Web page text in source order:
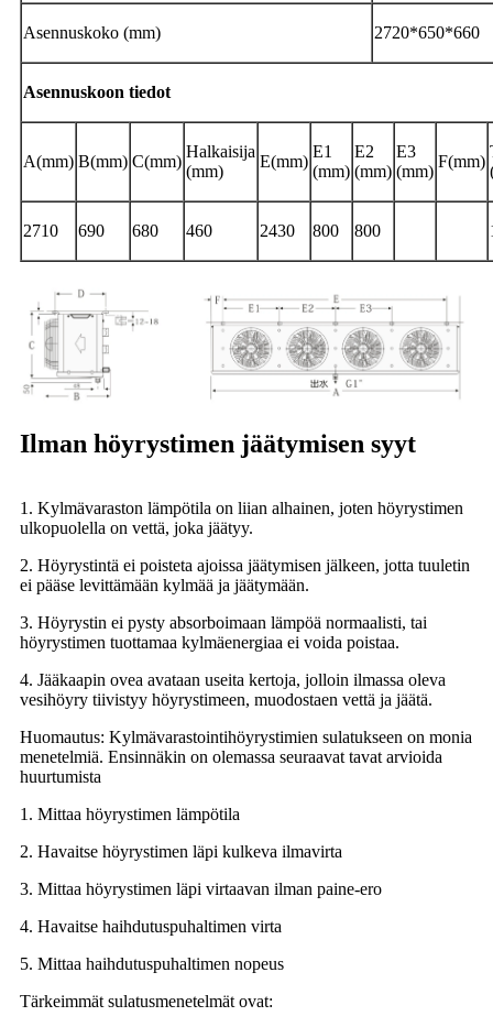
Asennuskoko (mm) 2720*650*660
Asennuskoon tiedot
A(mm) B(mm) C(mm)
Halkaisija
(mm)
E(mm)
E1
(mm)
E2
(mm)
E3
(mm)
F(mm)
2710 690 680 460 2430 800 800
Ilman höyrystimen jäätymisen syyt
1. Kylmävaraston lämpötila on liian alhainen, joten höyrystimen
ulkopuolella on vettä, joka jäätyy.
2. Höyrystintä ei poisteta ajoissa jäätymisen jälkeen, jotta tuuletin
ei pääse levittämään kylmää ja jäätymään.
3. Höyrystin ei pysty absorboimaan lämpöä normaalisti, tai
höyrystimen tuottamaa kylmäenergiaa ei voida poistaa.
4. Jääkaapin ovea avataan useita kertoja, jolloin ilmassa oleva
vesihöyry tiivistyy höyrystimeen, muodostaen vettä ja jäätä.
Huomautus: Kylmävarastointihöyrystimien sulatukseen on monia
menetelmiä. Ensinnäkin on olemassa seuraavat tavat arvioida
huurtumista
1. Mittaa höyrystimen lämpötila
2. Havaitse höyrystimen läpi kulkeva ilmavirta
3. Mittaa höyrystimen läpi virtaavan ilman paine-ero
4. Havaitse haihdutuspuhaltimen virta
5. Mittaa haihdutuspuhaltimen nopeus
Tärkeimmät sulatusmenetelmät ovat: